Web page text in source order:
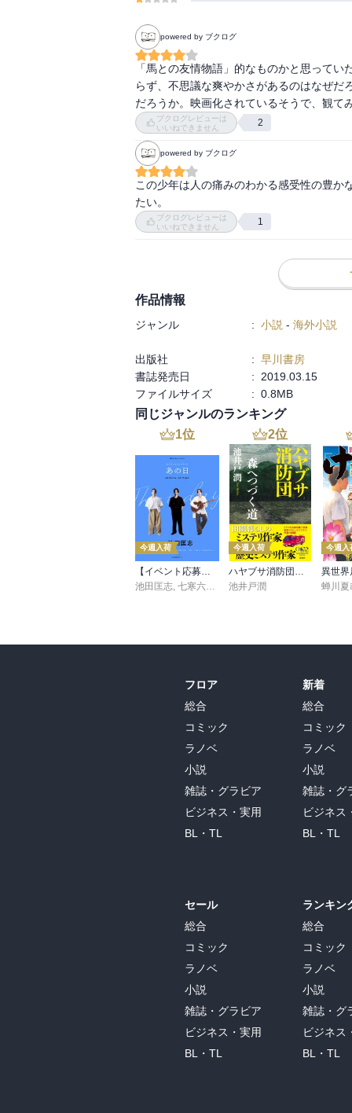
powered by ブクログ
「馬との友情物語」的なものかと思って
らず、不思議な爽やかさがあるのはなぜ
だろうか。映画化されているそうで、観て
ブクログレビューは
いいねできません
2
powered by ブクログ
この少年は人の痛みのわかる感受性の豊
たい。
ブクログレビューは
いいねできません
1
作品情報
ジャンル : 小説 - 海外小説
出版社 : 早川書房
書誌発売日
:
2019.03.15
ファイルサイズ
: 0.8MB
同じジャンルのランキング
1位
今週入荷
【イベント応募シリアルコード付】池田匡志出演・オーディオフォトブック「あの日」SPECIAL EDITION（音声／動画付）
池田匡志, 七寒六温 konoko58,
2位
今週入荷
ハヤブサ消防団 森へつづく道
池井戸潤
今週入
蝉川夏
フロア
総合
コミック
ラノベ
小説
雑誌・グラビア
ビジネス・実用
BL・TL
セール
総合
コミック
ラノベ
小説
雑誌・グラビア
ビジネス・実用
BL・TL
新着
総合
コミック
ラノベ
小説
雑誌・グ
ビジネス
BL・TL
ランキン
総合
コミック
ラノベ
小説
雑誌・グ
ビジネス
BL・TL